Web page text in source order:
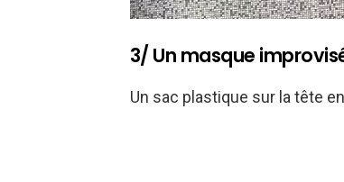
3/ Un masque
Un sac plastique sur la tête